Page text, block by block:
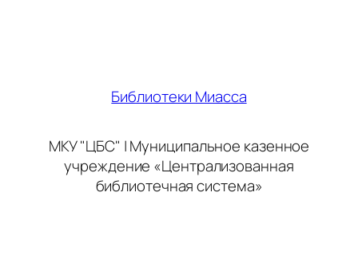
Библиотеки Миасса
МКУ "ЦБС" | Муниципальное казенное
учреждение «Централизованная
библиотечная система»